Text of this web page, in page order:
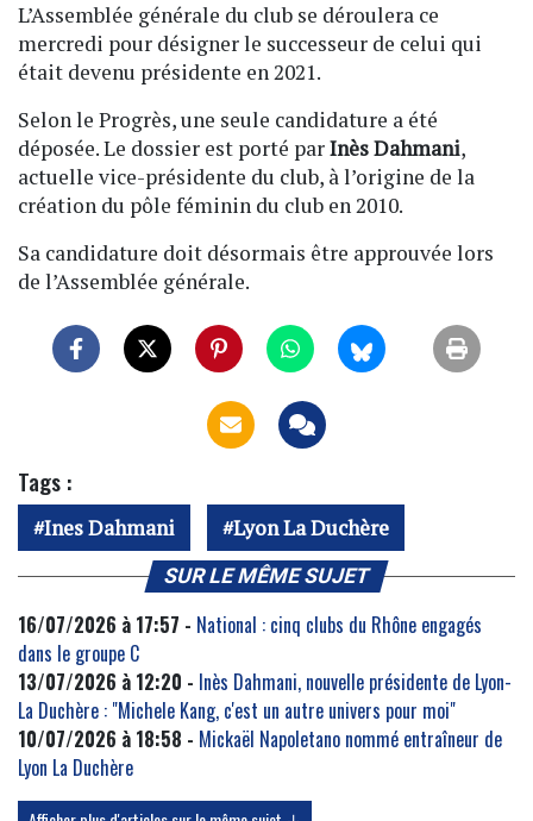
L’Assemblée générale du club se déroulera ce
mercredi pour désigner le successeur de celui qui
était devenu présidente en 2021.
Selon le Progrès, une seule candidature a été
déposée. Le dossier est porté parInès Dahmani,
actuelle vice-présidente du club, à l’origine de la
création du pôle féminin du club en 2010.
Sa candidature doit désormais être approuvée lors
de l’Assemblée générale.
Tags :
Ines Dahmani Lyon La Duchère
SUR LE MÊME SUJET
16/07/2026 à 17:57 - National : cinq clubs du Rhône engagés
dans le groupe C
13/07/2026 à 12:20 - Inès Dahmani, nouvelle présidente de Lyon-
La Duchère : "Michele Kang, c'est un autre univers pour moi"
10/07/2026 à 18:58 - Mickaël Napoletano nommé entraîneur de
Lyon La Duchère